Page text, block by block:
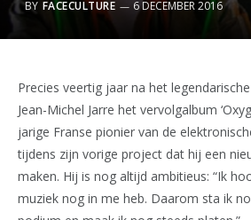
BY FACECULTURE 6 DECEMBER 2016
Precies veertig jaar na het legendarische
Jean-Michel Jarre het vervolgalbum
jarige Franse pionier van de
tijdens zijn vorige project dat hij een
maken. Hij is nog altijd ambitieus: “Ik
muziek nog in me heb. Daarom sta ik